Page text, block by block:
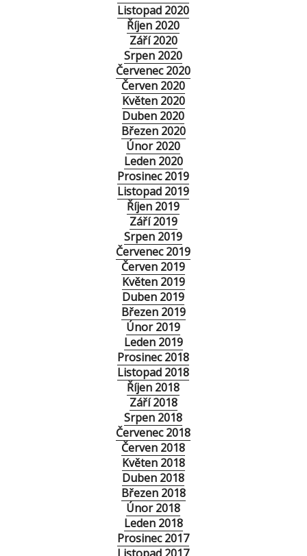
Listopad 2020
Říjen 2020
Září 2020
Srpen 2020
Červenec 2020
Červen 2020
Květen 2020
Duben 2020
Březen 2020
Únor 2020
Leden 2020
Prosinec 2019
Listopad 2019
Říjen 2019
Září 2019
Srpen 2019
Červenec 2019
Červen 2019
Květen 2019
Duben 2019
Březen 2019
Únor 2019
Leden 2019
Prosinec 2018
Listopad 2018
Říjen 2018
Září 2018
Srpen 2018
Červenec 2018
Červen 2018
Květen 2018
Duben 2018
Březen 2018
Únor 2018
Leden 2018
Prosinec 2017
Listopad 2017